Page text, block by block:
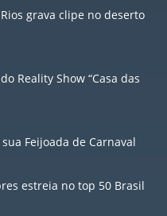
grava clipe no deserto
Reality Show “Casa das
Feijoada de Carnaval
estreia no top 50 Brasil